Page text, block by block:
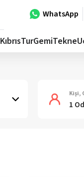
WhatsApp
KıbrısTurGemiTekne
Kişi,
1